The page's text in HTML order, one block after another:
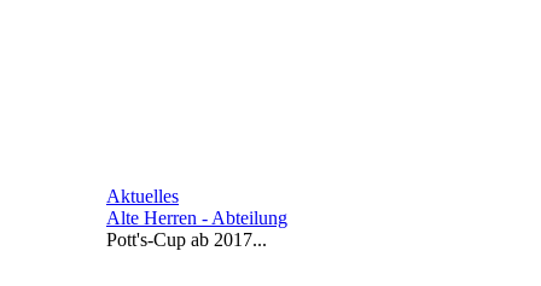
Aktuelles
Alte Herren - Abteilung
Pott's-Cup ab 2017...